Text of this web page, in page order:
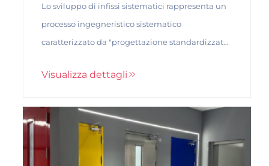
produttivo standardizzato del
prodotto finito
Lo sviluppo di infissi sistematici rappresenta un
processo ingegneristico sistematico
caratterizzato da "progettazione standardizzata,
rigoroso". Questo approccio va oltre il semplice
critiche...
Visualizza dettagli